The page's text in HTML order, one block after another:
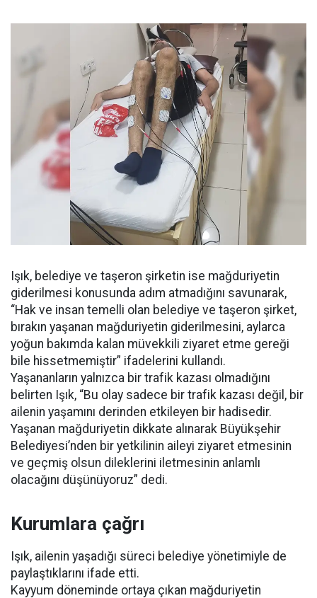
Işık, belediye ve taşeron şirketin ise mağduriyetin
giderilmesi konusunda adım atmadığını savunarak,
“Hak ve insan temelli olan belediye ve taşeron şirket,
bırakın yaşanan mağduriyetin giderilmesini, aylarca
yoğun bakımda kalan müvekkili ziyaret etme gereği
bile hissetmemiştir” ifadelerini kullandı.
Yaşananların yalnızca bir trafik kazası olmadığını
belirten Işık, “Bu olay sadece bir trafik kazası değil, bir
ailenin yaşamını derinden etkileyen bir hadisedir.
Yaşanan mağduriyetin dikkate alınarak Büyükşehir
Belediyesi’nden bir yetkilinin aileyi ziyaret etmesinin
ve geçmiş olsun dileklerini iletmesinin anlamlı
olacağını düşünüyoruz” dedi.
Kurumlara çağrı
Işık, ailenin yaşadığı süreci belediye yönetimiyle de
paylaştıklarını ifade etti.
Kayyum döneminde ortaya çıkan mağduriyetin